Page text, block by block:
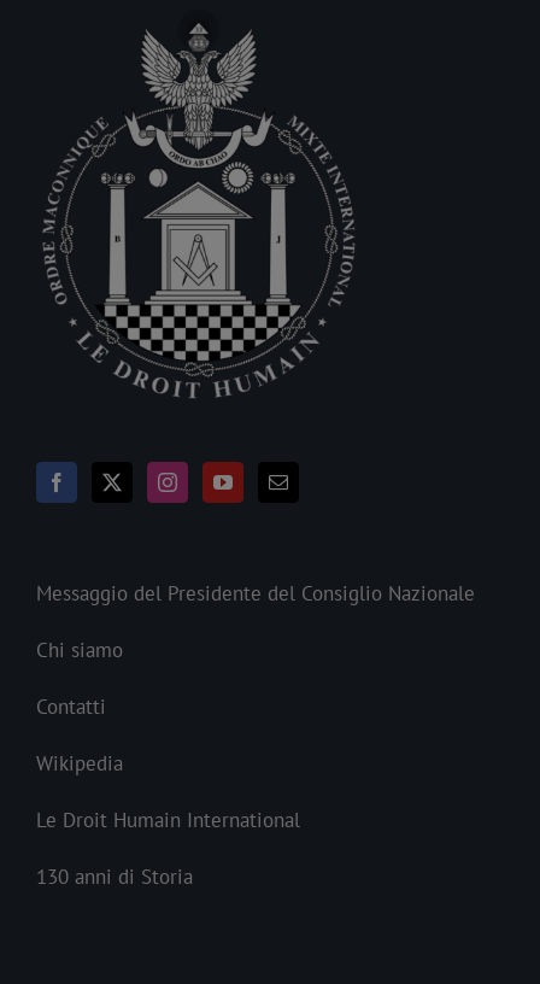
Messaggio del Presidente del Consiglio Nazionale
Chi siamo
Contatti
Wikipedia
Le Droit Humain International
130 anni di Storia